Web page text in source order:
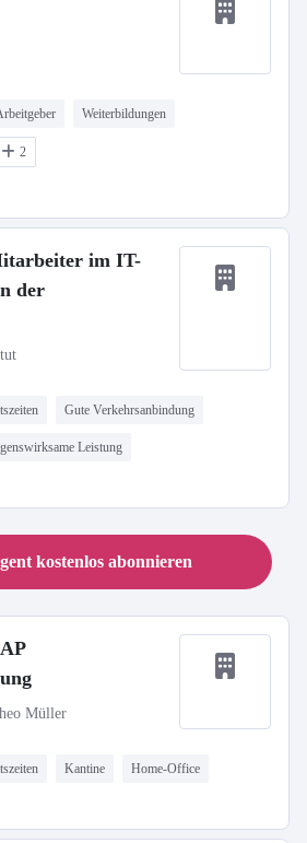
Weiterbildungen
2
im IT-
der
Gute Verkehrsanbindung
Leistung
kostenlos abonnieren
Müller
Kantine Home-Office